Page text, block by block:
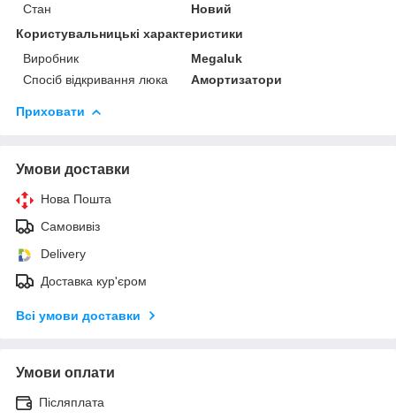
Стан
Новий
Користувальницькі характеристики
Виробник
Megaluk
Спосіб відкривання люка
Амортизатори
Приховати
Умови доставки
Нова Пошта
Самовивіз
Delivery
Доставка кур'єром
Всі умови доставки
Умови оплати
Післяплата